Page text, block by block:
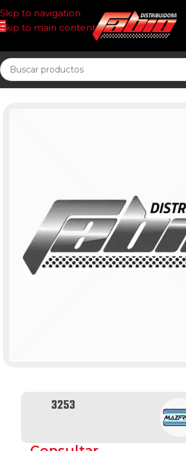
Skip to navigation
Skip to main content
Inicio PASTILLAS DE FRENO
3253